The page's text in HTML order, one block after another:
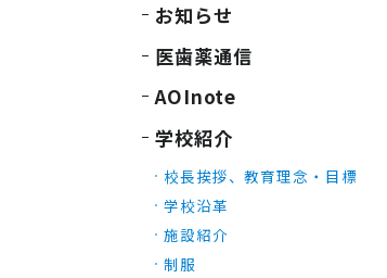
お知らせ
医歯薬通信
AOInote
学校紹介
校長挨拶、教育理念・目標
学校沿革
施設紹介
制服